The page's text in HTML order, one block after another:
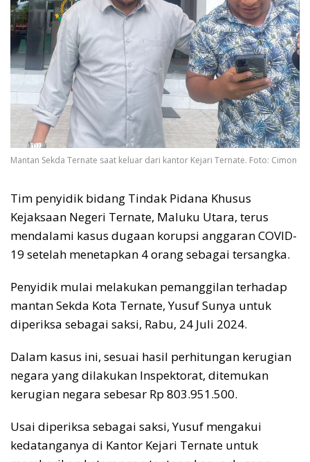
Mantan Sekda Ternate saat keluar dari kantor Kejari Ternate. Foto: Cimon
Tim penyidik bidang Tindak Pidana Khusus
Kejaksaan Negeri Ternate, Maluku Utara, terus
mendalami kasus dugaan korupsi anggaran COVID-
19 setelah menetapkan 4 orang sebagai tersangka.
Penyidik mulai melakukan pemanggilan terhadap
mantan Sekda Kota Ternate, Yusuf Sunya untuk
diperiksa sebagai saksi, Rabu, 24 Juli 2024.
Dalam kasus ini, sesuai hasil perhitungan kerugian
negara yang dilakukan Inspektorat, ditemukan
kerugian negara sebesar Rp 803.951.500.
Usai diperiksa sebagai saksi, Yusuf mengakui
kedatanganya di Kantor Kejari Ternate untuk